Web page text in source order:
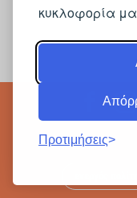
κυκλοφορία
Προτιμήσεις